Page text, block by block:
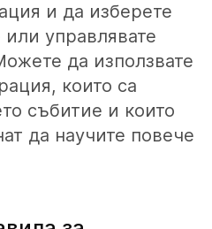
и да изберете
управлявате
да използвате
които са
събитие и които
да научите повече